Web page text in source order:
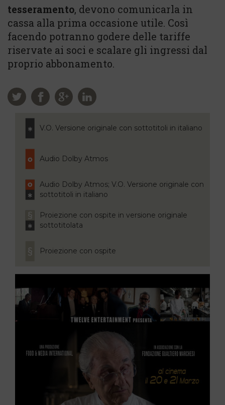
tesseramento, devono comunicarla in
cassa alla prima occasione utile. Così
facendo potranno godere delle tariffe
riservate ai soci e scalare gli ingressi dal
proprio abbonamento.
V.O. Versione originale con sottotitoli in italiano
Audio Dolby Atmos
Audio Dolby Atmos; V.O. Versione originale con
sottotitoli in italiano
Proiezione con ospite in versione originale
sottotitolata
Proiezione con ospite